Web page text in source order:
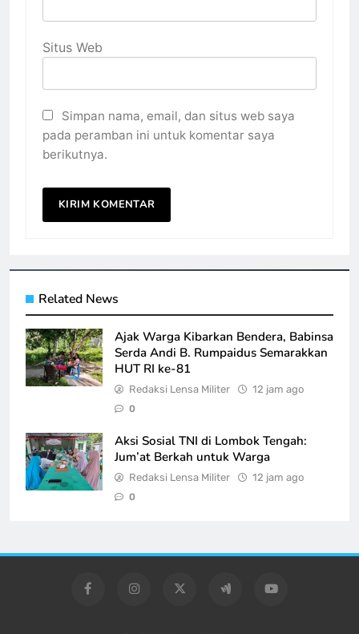
Situs Web
Simpan nama, email, dan situs web saya
pada peramban ini untuk komentar saya
berikutnya.
Related News
Ajak Warga Kibarkan Bendera, Babinsa
Serda Andi B. Rumpaidus Semarakkan
HUT RI ke-81
Redaksi Lensa Militer 12 jam ago
0
Aksi Sosial TNI di Lombok Tengah:
Jum’at Berkah untuk Warga
Redaksi Lensa Militer 12 jam ago
0